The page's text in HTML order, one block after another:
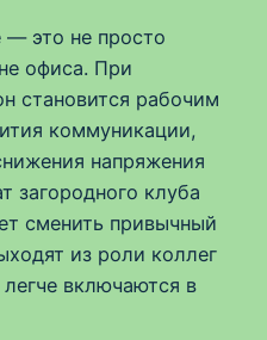
— это не просто
офиса. При
становится рабочим
коммуникации,
напряжения
загородного клуба
сменить привычный
из роли коллег
включаются в